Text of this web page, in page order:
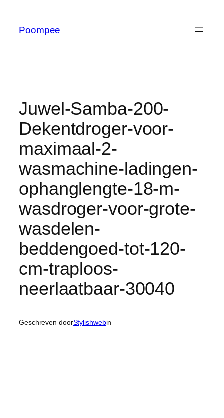
Poompee
Juwel-Samba-200-
Dekentdroger-voor-
maximaal-2-
wasmachine-ladingen-
ophanglengte-18-m-
wasdroger-voor-grote-
wasdelen-
beddengoed-tot-120-
cm-traploos-
neerlaatbaar-30040
Geschreven doorStylishwebin